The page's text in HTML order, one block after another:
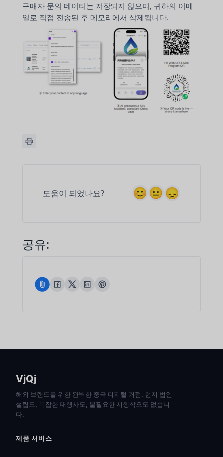
구매자 문의 데이터는 저장되지 않으며, 귀하의 이메
일로 직접 전송된 후 메모리에서 삭제됩니다.
도움이 되었나요?
공유:
VjQj
해외 브랜드를 위한 완벽한 중국 디지털 거점. 현지 법인
설립도, 복잡한 대행사도, 불필요한 시행착오도 없습니
다.
제품 서비스